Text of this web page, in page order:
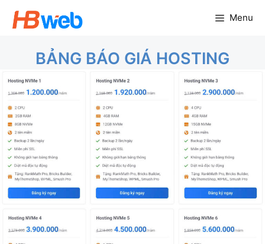
Chuyển
đến
Menu
BẢNG BÁO GIÁ HOSTING